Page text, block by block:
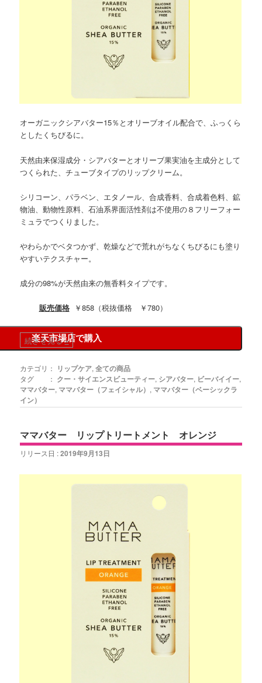
オーガニックシアバター15％とオリーブオイル配合で、ふっくら
としたくちびるに。
天然由来保湿成分・シアバターとオリーブ果実油を主成分として
つくられた、チューブタイプのリップクリーム。
シリコーン、パラベン、エタノール、合成香料、合成着色料、鉱
物油、動物性原料、石油系界面活性剤は不使用の８フリーフォー
ミュラでつくりました。
やわらかでベタつかず、乾燥などで荒れがちなくちびるにも塗り
やすいテクスチャー。
成分の98%が天然由来の無香料タイプです。
販売価格￥858（税抜価格 ￥780）
楽天市場店で購入
続きを見る»
カテゴリ： リップケア,全ての商品
タグ ： クー・サイエンスビューティー, シアバター, ビーバイイー,
ママバター, ママバター（フェイシャル） , ママバター（ベーシックラ
イン）
ママバター リップトリートメント オレンジ
リリース日 :2019年9月13日